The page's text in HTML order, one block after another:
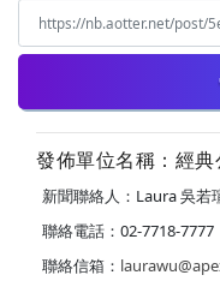
發佈單位名稱：經典
新聞聯絡人：Laura 吳若
聯絡電話：02-7718-7777
聯絡信箱：